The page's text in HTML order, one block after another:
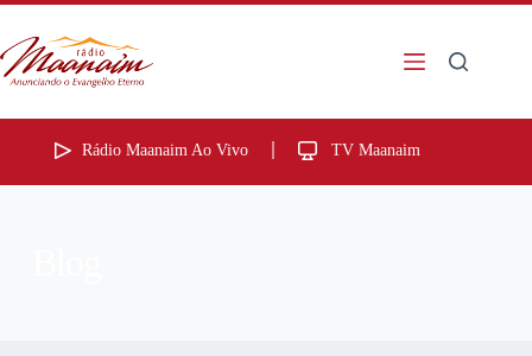
Rádio Maanaim Ao Vivo TV Maanaim